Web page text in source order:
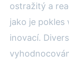
ostražitý a
jako je
inovací.